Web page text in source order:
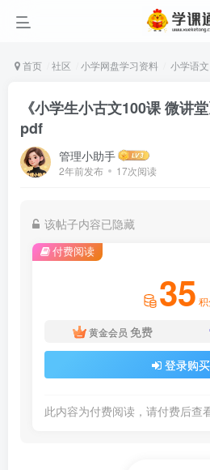
首页 社区 小学网盘学习资料 小学语文
《小学生小古文100课 微讲
pdf
管理小助手
2年前发布 17次阅读
该帖子内容已隐藏
付费阅读
35
黄金会员 免费
登录购买
此内容为付费阅读，请付费后查